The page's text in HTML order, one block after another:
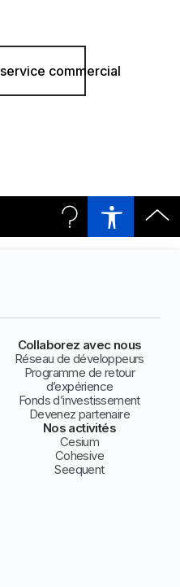
commercial
Collaborez avec nous
Réseau de développeurs
Programme de retour
d’expérience
Fonds d’investissement
Devenez partenaire
Nos activités
Cesium
Cohesive
Seequent